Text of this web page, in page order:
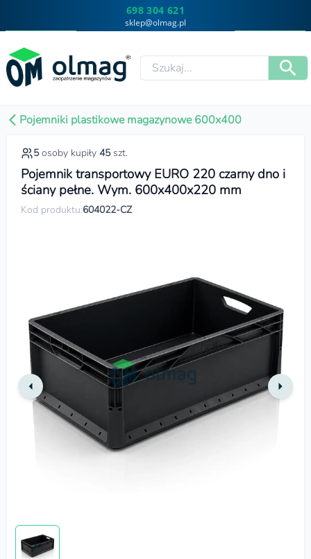
698 304 621
sklep@olmag.pl
Pojemniki plastikowe magazynowe 600x400
5osoby kupiły 45szt.
Pojemnik transportowy EURO 220 czarny dno i
ściany pełne. Wym. 600x400x220 mm
Kod produktu:604022-CZ